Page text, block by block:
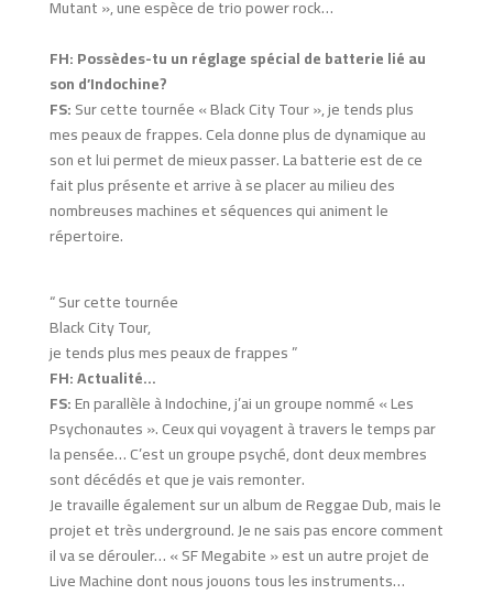
Mutant », une espèce de trio power rock…
FH: Possèdes-tu un réglage spécial de batterie lié au
son d’Indochine?
FS:Sur cette tournée « Black City Tour », je tends plus
mes peaux de frappes. Cela donne plus de dynamique au
son et lui permet de mieux passer. La batterie est de ce
fait plus présente et arrive à se placer au milieu des
nombreuses machines et séquences qui animent le
répertoire.
“ Sur cette tournée
Black City Tour,
je tends plus mes peaux de frappes ”
FH: Actualité…
FS:En parallèle à Indochine, j’ai un groupe nommé « Les
Psychonautes ». Ceux qui voyagent à travers le temps par
la pensée… C’est un groupe psyché, dont deux membres
sont décédés et que je vais remonter.
Je travaille également sur un album de Reggae Dub, mais le
projet et très underground. Je ne sais pas encore comment
il va se dérouler… « SF Megabite » est un autre projet de
Live Machine dont nous jouons tous les instruments…